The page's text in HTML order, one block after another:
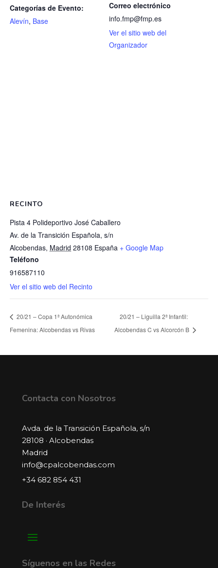
Categorías de Evento:
Alevín, Base
Correo electrónico
info.fmp@fmp.es
Ver el sitio web del
Organizador
RECINTO
Pista 4 Polideportivo José Caballero
Av. de la Transición Española, s/n
Alcobendas, Madrid 28108 España + Google Map
Teléfono
916587110
Ver el sitio web del Recinto
20/21 – Copa 1ª Autonómica
Femenina: Alcobendas vs Rivas
20/21 – Liguilla 2ª Infantil:
Alcobendas C vs Alcorcón B
Contacta con Nosotros
Avda. de la Transición Española, s/n
28108 · Alcobendas
Madrid
info@cpalcobendas.com
+34 682 854 431
De Interés
Síguenos en las Redes